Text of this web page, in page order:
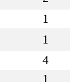
1
1
4
1